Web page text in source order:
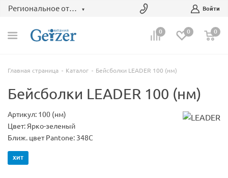
Региональное отделение Войти
0 0 0
Главная страница Каталог Бейсболки LEADER 100 (нм)
Бейсболки LEADER 100 (нм)
Артикул: 100 (нм)
Цвет: Ярко-зеленый
Ближ. цвет Pantone: 348C
ХИТ